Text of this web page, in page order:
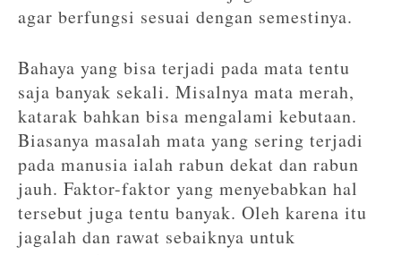
agar berfungsi sesuai dengan semestinya.
Bahaya yang bisa terjadi pada mata tentu
saja banyak sekali. Misalnya mata merah,
katarak bahkan bisa mengalami kebutaan.
Biasanya masalah mata yang sering terjadi
pada manusia ialah rabun dekat dan rabun
jauh. Faktor-faktor yang menyebabkan hal
tersebut juga tentu banyak. Oleh karena itu
jagalah dan rawat sebaiknya untuk